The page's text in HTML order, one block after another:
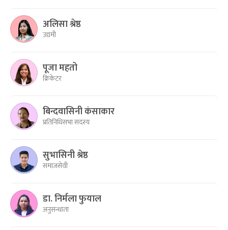
अलिसा श्रेष्ठ
उद्यमी
पूजा महतो
क्रिकेटर
बिन्दवासिनी कंसाकार
प्रतिनिधिसभा सदस्य
सुभासिनी श्रेष्ठ
समाजसेवी
डा. निर्मला फुयाल
अनुसन्धाता